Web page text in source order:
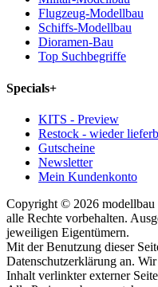
Flugzeug-Modellbau
Schiffs-Modellbau
Dioramen-Bau
Top Suchbegriffe
Specials+
KITS - Preview
Restock - wieder
Gutscheine
Newsletter
Mein Kundenkonto
Copyright © 2026 modellbau
alle Rechte vorbehalten.
jeweiligen Eigentümern.
Mit der Benutzung dieser
Datenschutzerklärung an.
Inhalt verlinkter externer